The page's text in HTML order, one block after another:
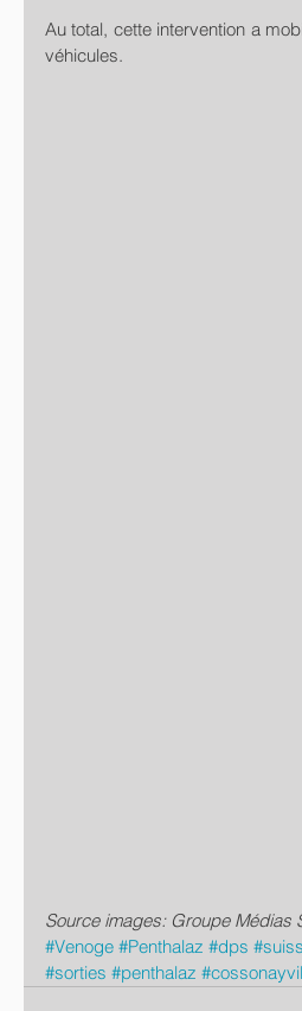
Au total, cette intervention a
véhicules.
Source images: Groupe Médias
#Venoge #Penthalaz #dps
#sorties #penthalaz